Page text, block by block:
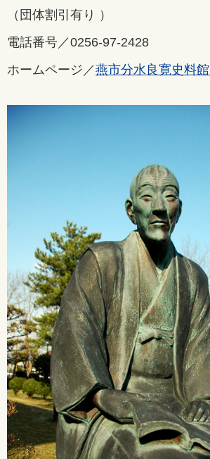
（団体割引有り ）
電話番号／0256-97-2428
ホームページ／燕市分水良寛史料館